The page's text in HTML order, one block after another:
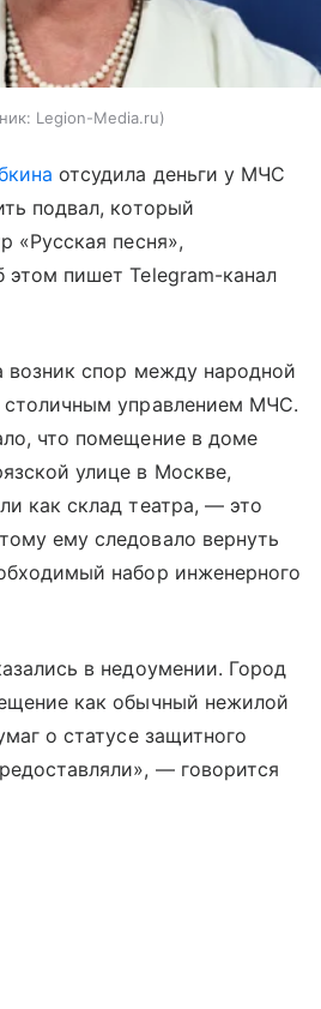
Legion-Media.ru
отсудила деньги у МЧС
подвал, который
«Русская песня»,
пишет Telegram-канал
возник спор между народной
столичным управлением МЧС.
что помещение в доме
улице в Москве,
как склад театра, — это
ему следовало вернуть
набор инженерного
в недоумении. Город
как обычный нежилой
о статусе защитного
— говорится